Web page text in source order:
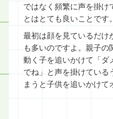
ではなく頻繁に声を掛け
とはとても良いことです。
最初は顔を見ているだけ
も多いのですよ。親子
動く子を追いかけて「ダ
でね」と声を掛けている
まうと子供を追いかけ